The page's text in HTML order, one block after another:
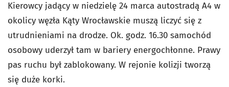
Kierowcy jadący w niedzielę 24 marca autostradą A4 w
okolicy węzła Kąty Wrocławskie muszą liczyć się z
utrudnieniami na drodze. Ok. godz. 16.30 samochód
osobowy uderzył tam w bariery energochłonne. Prawy
pas ruchu był zablokowany. W rejonie kolizji tworzą
się duże korki.